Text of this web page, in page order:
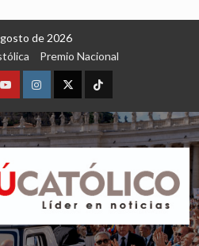
de 2026
Premio Nacional
YoutubeInstagram
X TikTok